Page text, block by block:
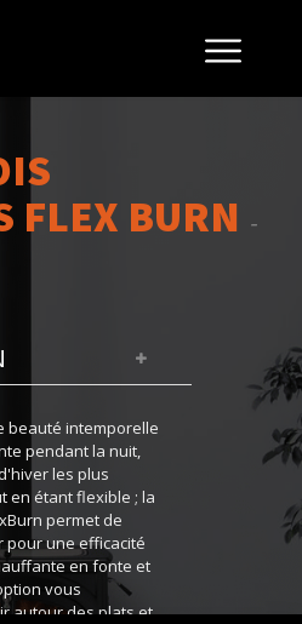
FLEX BURN -
beauté intemporelle
pendant la nuit,
les plus
en étant flexible ; la
permet de
pour une efficacité
en fonte et
vous
autour des plats et